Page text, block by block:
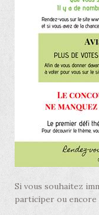
Si vous souhaitez
participer ou encore